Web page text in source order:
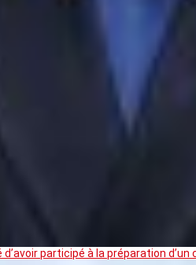
d’avoir participé à la préparation